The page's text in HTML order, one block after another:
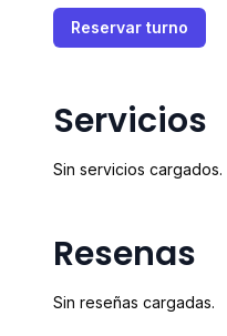
Reservar turno
Servicios
Sin servicios cargados.
Resenas
Sin reseñas cargadas.